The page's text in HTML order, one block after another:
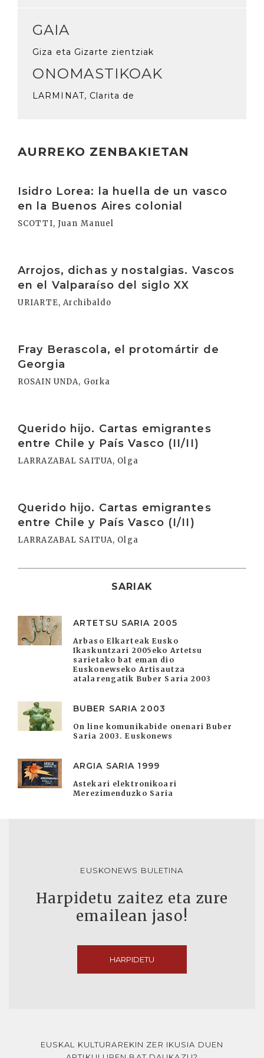
GAIA
Giza eta Gizarte zientziak
ONOMASTIKOAK
LARMINAT, Clarita de
AURREKO ZENBAKIETAN
Isidro Lorea: la huella de un vasco
en la Buenos Aires colonial
SCOTTI, Juan Manuel
Arrojos, dichas y nostalgias. Vascos
en el Valparaíso del siglo XX
URIARTE, Archibaldo
Fray Berascola, el protomártir de
Georgia
ROSAIN UNDA, Gorka
Querido hijo. Cartas emigrantes
entre Chile y País Vasco (II/II)
LARRAZABAL SAITUA, Olga
Querido hijo. Cartas emigrantes
entre Chile y País Vasco (I/II)
LARRAZABAL SAITUA, Olga
SARIAK
ARTETSU SARIA 2005
Arbaso Elkarteak Eusko
Ikaskuntzari 2005eko Artetsu
sarietako bat eman dio
Euskonewseko Artisautza
atalarengatik Buber Saria 2003
BUBER SARIA 2003
On line komunikabide onenari Buber
Saria 2003. Euskonews
ARGIA SARIA 1999
Astekari elektronikoari
Merezimenduzko Saria
EUSKONEWS BULETINA
Harpidetu zaitez eta zure
emailean jaso!
HARPIDETU
EUSKAL KULTURAREKIN ZER IKUSIA DUEN